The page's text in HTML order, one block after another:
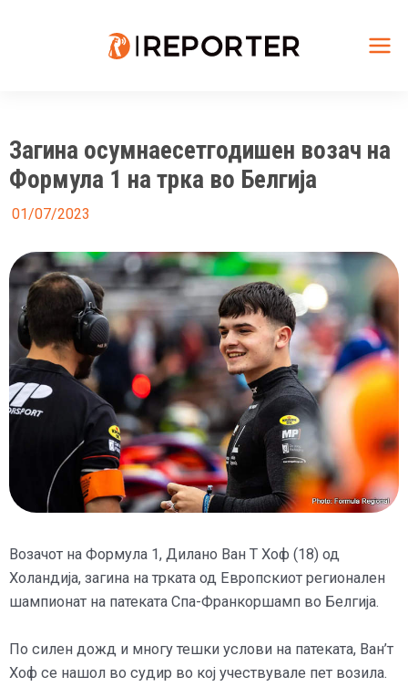
Загина осумнаесетгодишен возач на
Формула 1 на трка во Белгија
01/07/2023
Возачот на Формула 1, Дилано Ван Т Хоф (18) од
Холандија, загина на трката од Европскиот регионален
шампионат на патеката Спа-Франкоршамп во Белгија.
По силен дожд и многу тешки услови на патеката, Ван’т
Хоф се нашол во судир во кој учествувале пет возила.